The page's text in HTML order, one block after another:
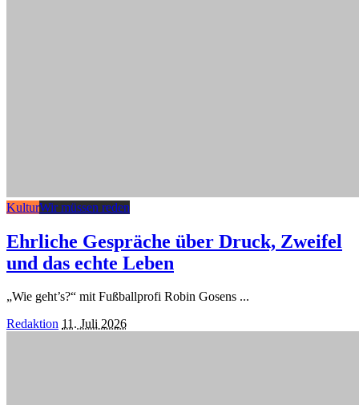
KulturWir müssen reden
Ehrliche Gespräche über Druck, Zweifel
und das echte Leben
„Wie geht’s?“ mit Fußballprofi Robin Gosens ...
Posted
Redaktion 11. Juli 2026